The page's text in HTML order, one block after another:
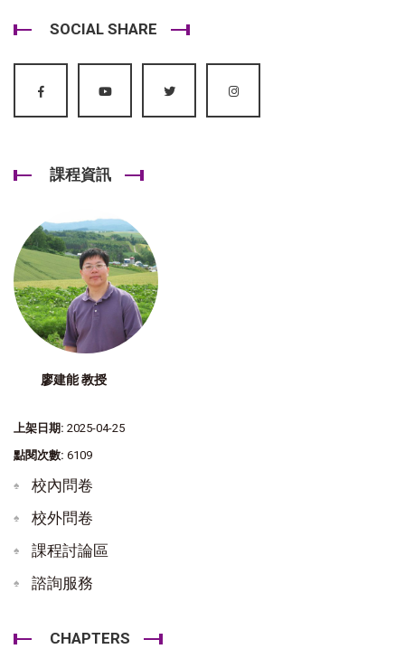
SOCIAL SHARE
課程資訊
廖建能 教授
上架日期: 2025-04-25
點閱次數: 6109
校內問卷
校外問卷
課程討論區
諮詢服務
CHAPTERS